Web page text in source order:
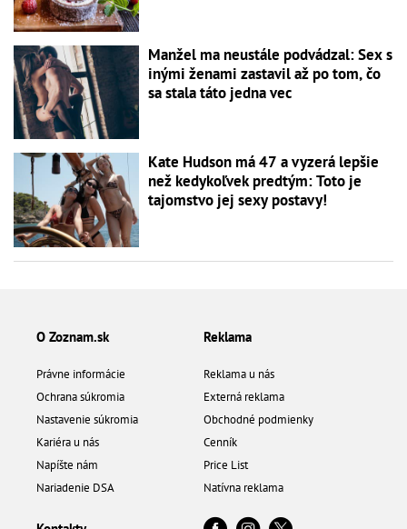
Manžel ma neustále podvádzal: Sex s
inými ženami zastavil až po tom, čo
sa stala táto jedna vec
Kate Hudson má 47 a vyzerá lepšie
než kedykoľvek predtým: Toto je
tajomstvo jej sexy postavy!
O Zoznam.sk
Právne informácie
Ochrana súkromia
Nastavenie súkromia
Kariéra u nás
Napíšte nám
Nariadenie DSA
Reklama
Reklama u nás
Externá reklama
Obchodné podmienky
Cenník
Price List
Natívna reklama